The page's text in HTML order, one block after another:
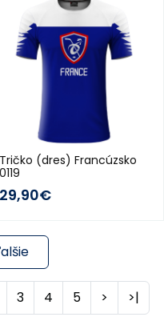
Tričko (dres) Francúzsko
0119
29,90€
3 4 5 > >|